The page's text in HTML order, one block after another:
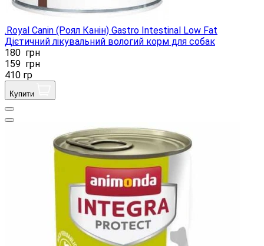
.Royal Canin (Роял Канін) Gastro Intestinal Low Fat
Дієтичний лікувальний вологий корм для собак
180 грн
159 грн
410 гр
Купити